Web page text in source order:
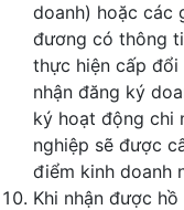
doanh) hoặc các
đương có thông
thực hiện cấp
nhận đăng ký
ký hoạt động chi
nghiệp sẽ được
điểm kinh doanh
Khi nhận được